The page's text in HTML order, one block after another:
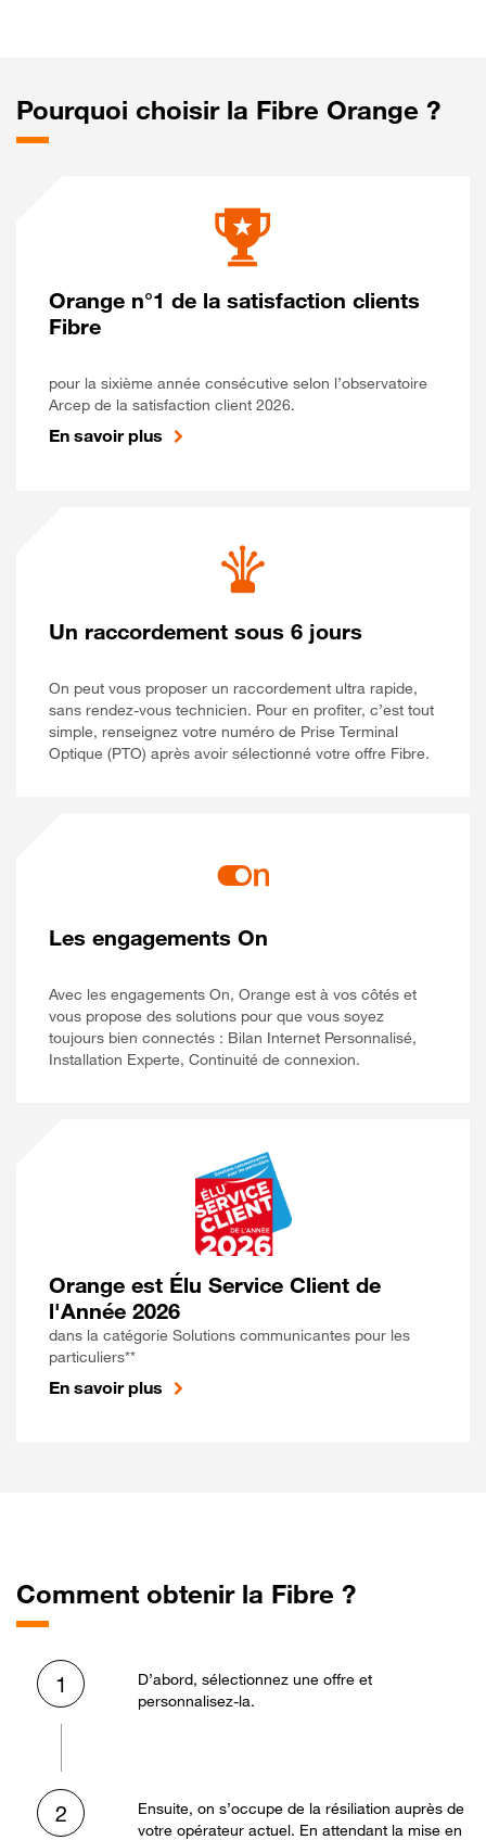
Pourquoi choisir la Fibre Orange ?
Orange n°1 de la satisfaction clients
Fibre
pour la sixième année consécutive selon l’observatoire
Arcep de la satisfaction client 2026.
En savoir plus
Un raccordement sous 6 jours
On peut vous proposer un raccordement ultra rapide,
sans rendez-vous technicien. Pour en profiter, c’est tout
simple, renseignez votre numéro de Prise Terminal
Optique (PTO) après avoir sélectionné votre offre Fibre.
Les engagements On
Avec les engagements On, Orange est à vos côtés et
vous propose des solutions pour que vous soyez
toujours bien connectés : Bilan Internet Personnalisé,
Installation Experte, Continuité de connexion.
Orange est Élu Service Client de
l'Année 2026
dans la catégorie Solutions communicantes pour les
particuliers**
En savoir plus
Comment obtenir la Fibre ?
1
D’abord, sélectionnez une offre et
personnalisez-la.
2
Ensuite, on s’occupe de la résiliation auprès de
votre opérateur actuel. En attendant la mise en